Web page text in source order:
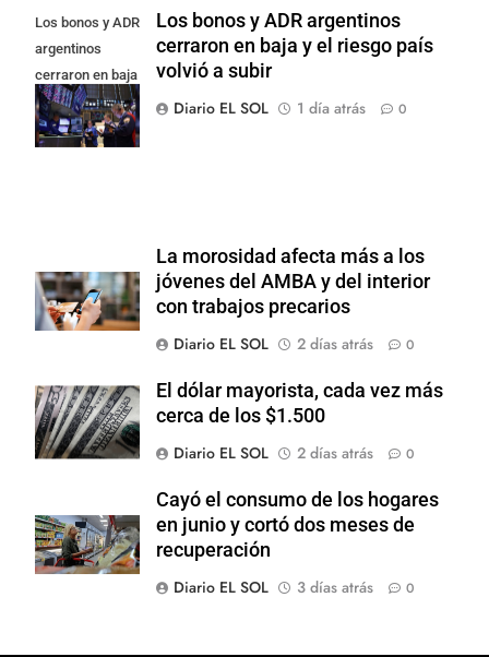
Los bonos y ADR
argentinos
cerraron en baja
y el riesgo país
volvió a subir
Los bonos y ADR argentinos
cerraron en baja y el riesgo país
volvió a subir
Diario EL SOL
1 día atrás 0
La morosidad afecta más a los
jóvenes del AMBA y del interior
con trabajos precarios
Diario EL SOL
2 días atrás 0
El dólar mayorista, cada vez más
cerca de los $1.500
Diario EL SOL
2 días atrás 0
Cayó el consumo de los hogares
en junio y cortó dos meses de
recuperación
Diario EL SOL
3 días atrás 0